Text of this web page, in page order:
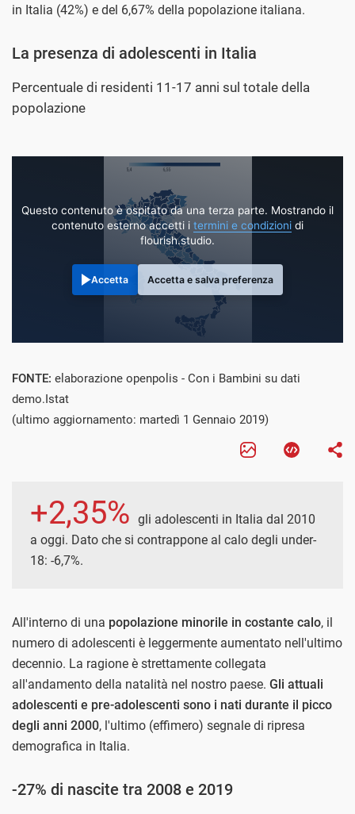
in Italia (42%) e del 6,67% della popolazione italiana.
La presenza di adolescenti in Italia
Percentuale di residenti 11-17 anni sul totale della
popolazione
Questo contenuto è ospitato da una terza parte. Mostrando il
contenuto esterno accetti i termini e condizioni di
flourish.studio.
Accetta Accetta e salva preferenza
FONTE: elaborazione openpolis - Con i Bambini su dati
demo.Istat
(ultimo aggiornamento: martedì 1 Gennaio 2019)
+2,35% gli adolescenti in Italia dal 2010
a oggi. Dato che si contrappone al calo degli under-
18: -6,7%.
All'interno di una popolazione minorile in costante calo, il
numero di adolescenti è leggermente aumentato nell'ultimo
decennio. La ragione è strettamente collegata
all'andamento della natalità nel nostro paese. Gli attuali
adolescenti e pre-adolescenti sono i nati durante il picco
degli anni 2000, l'ultimo (effimero) segnale di ripresa
demografica in Italia.
-27% di nascite tra 2008 e 2019